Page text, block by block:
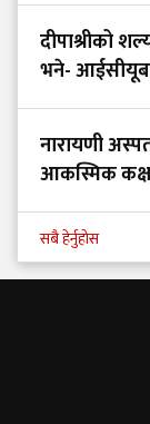
दीपाश्रीको
भने-
नारायणी
आकस्मिक
सबै हेर्नुहोस